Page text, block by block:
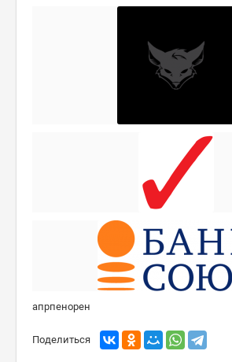
апрпенорен
Поделиться